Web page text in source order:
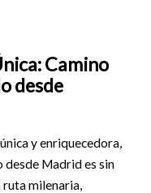
Camino
desde
y enriquecedora,
desde Madrid es sin
ruta milenaria,